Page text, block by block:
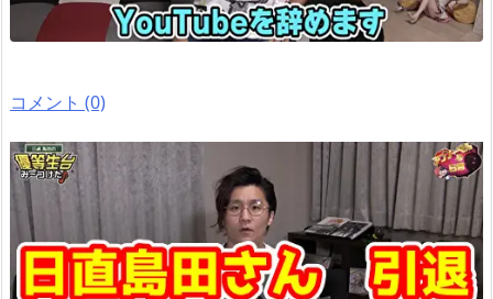
コメント (0)